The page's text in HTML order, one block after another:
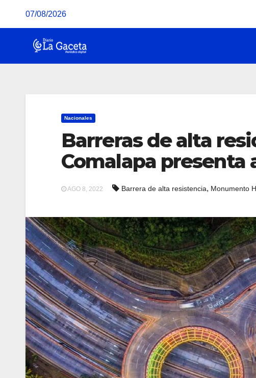
07/08/2026
Nacionales
Barreras de alta
Comalapa presenta
AGO 8, 2022 Barrera de alta resistencia, Monumento